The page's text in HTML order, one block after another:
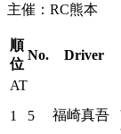
主催：RC熊本
順
位
No. Driver
AT
1
5 福崎真吾